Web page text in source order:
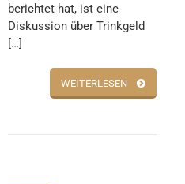
berichtet hat, ist eine
Diskussion über Trinkgeld
[…]
WEITERLESEN